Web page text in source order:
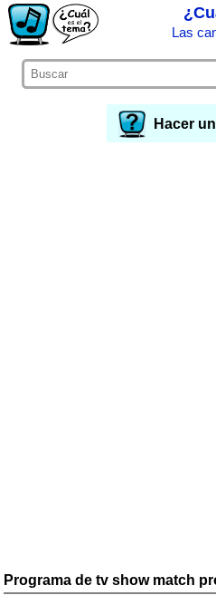
Las
Hacer
Programa de tv show match